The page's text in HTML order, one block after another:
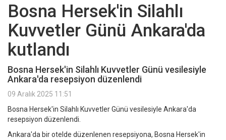
Bosna Hersek'in Silahlı
Kuvvetler Günü Ankara'da
kutlandı
Bosna Hersek'in Silahlı Kuvvetler Günü vesilesiyle
Ankara'da resepsiyon düzenlendi
09 Aralık 2025 11:51
Bosna Hersek'in Silahlı Kuvvetler Günü vesilesiyle Ankara'da
resepsiyon düzenlendi.
Ankara'da bir otelde düzenlenen resepsiyona, Bosna Hersek'in